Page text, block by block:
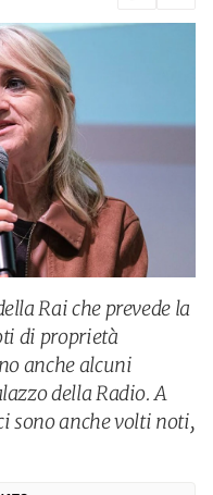
Rai che prevede la
di proprietà
anche alcuni
della Radio. A
sono anche volti noti,